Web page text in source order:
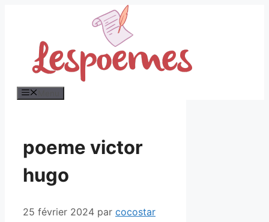
contenu
poeme victor
hugo
25 février 2024 par cocostar